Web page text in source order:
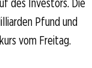
des Investors. Die
Pfund und
vom Freitag.